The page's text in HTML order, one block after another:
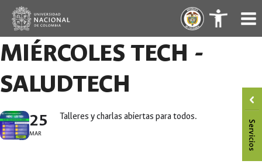
Saltar
contenido
. .
MIÉRCOLES TECH -
SALUDTECH
25
MAR
Talleres y charlas abiertas para todos.